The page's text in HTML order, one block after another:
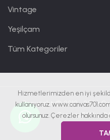
Vintage
Yeşilçam
Tüm Kategoriler
Copyright © 2019 - 2026
Canvas701 bir
Hizmetlerimizden en iyi
kullanıyoruz.
olursunuz. Çerezler